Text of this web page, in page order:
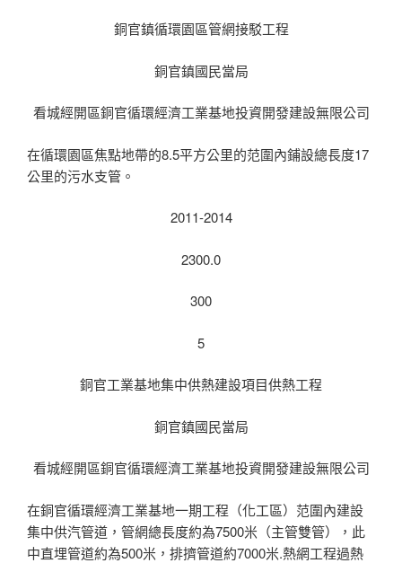
銅官鎮循環園區管網接駁工程
銅官鎮國民當局
看城經開區銅官循環經濟工業基地投資開發建設無限公司
在循環園區焦點地帶的8.5平方公里的范圍內鋪設總長度17
公里的污水支管。
2011-2014
2300.0
300
5
銅官工業基地集中供熱建設項目供熱工程
銅官鎮國民當局
看城經開區銅官循環經濟工業基地投資開發建設無限公司
在銅官循環經濟工業基地一期工程（化工區）范圍內建設
集中供汽管道，管網總長度約為7500米（主管雙管），此
中直埋管道約為500米，排擠管道約7000米.熱網工程過熱